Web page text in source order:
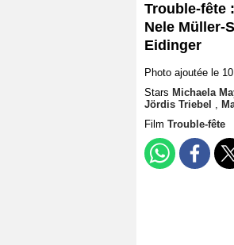
Trouble-fête
Nele Müller-
Eidinger
Photo ajoutée le
Stars Michaela
Jördis Triebel ,
Film Trouble-fête